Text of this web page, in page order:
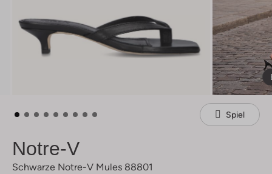
Spiel
Notre-V
Schwarze Notre-V Mules 88801